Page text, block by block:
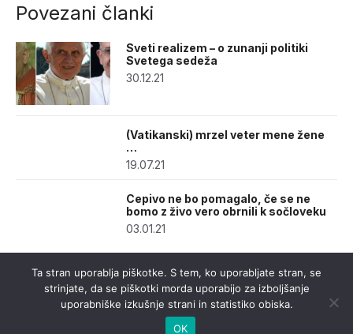
Povezani članki
Sveti realizem – o zunanji politiki
Svetega sedeža
30.12.21
(Vatikanski) mrzel veter mene žene
…
19.07.21
Cepivo ne bo pomagalo, če se ne
bomo z živo vero obrnili k sočloveku
03.01.21
Ta stran uporablja piškotke. S tem, ko uporabljate stran, se
strinjate, da se piškotki morda uporabijo za izboljšanje
uporabniške izkušnje strani in statistiko obiska.
OK